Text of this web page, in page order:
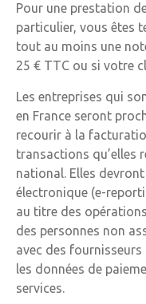
Pour une prestation
particulier, vous êtes
tout au moins une
25 € TTC ou si votre
Les entreprises qui
en France seront
recourir à la
transactions qu’elles
national. Elles
électronique (e-
au titre des
des personnes non
avec des
les données de
services.